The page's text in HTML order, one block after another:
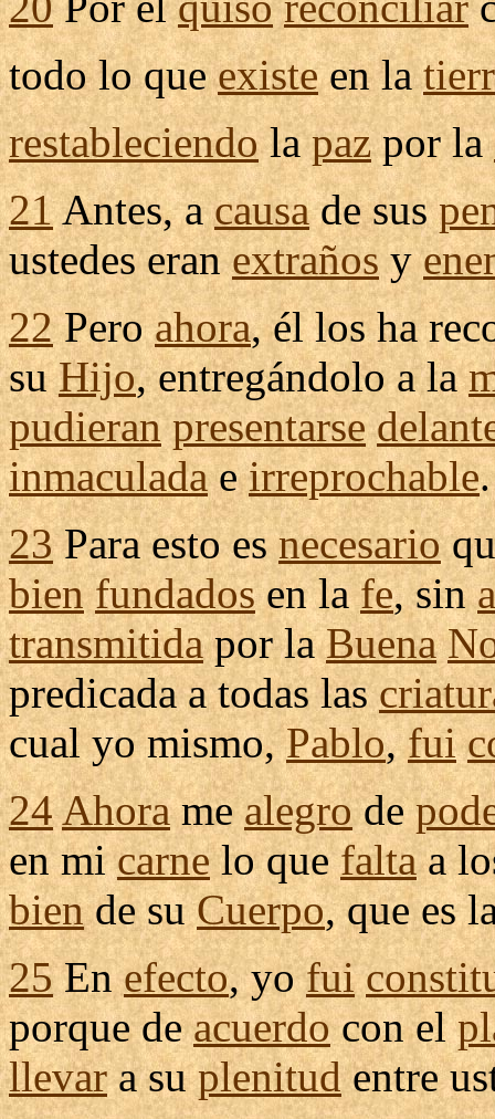
todo lo queexisteen la
restableciendolapazpor la
21Antes, acausade sus
ustedes eranextrañosy
22Peroahora, él los ha
suHijo,entregándoloa la
pudieran presentarse
inmaculadaeirreprochable.
23Para esto esnecesario
bien fundadosen lafe, sin
transmitidapor laBuena
predicadaa todas las
cual yo mismo,Pablo,fui
24 Ahoramealegrode
en micarnelo quefaltaa
biende suCuerpo, que es
25Enefecto, yofui
porque deacuerdocon el
llevara suplenitudentre